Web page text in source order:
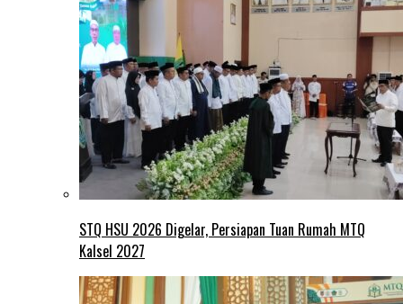
STQ HSU 2026 Digelar, Persiapan Tuan Rumah MTQ
Kalsel 2027